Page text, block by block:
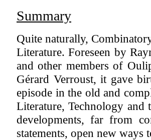
Summary
Quite naturally,
Literature. Foreseen by
andother members of
Gérard Verroust, it gave
episode in the old and
Literature, Technology and
developments, far from
statements, open new ways